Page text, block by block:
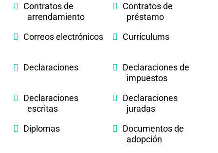
Contratos de
arrendamiento
Contratos de
préstamo
Correos electrónicos
Currículums
Declaraciones
Declaraciones de
impuestos
Declaraciones
escritas
Declaraciones
juradas
Diplomas
Documentos de
adopción